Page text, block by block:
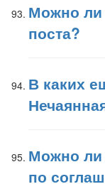
Можно ли
поста?
В каких
Можно ли
по